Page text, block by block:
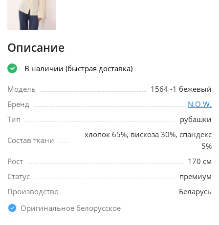
Описание
В наличии (быстрая доставка)
Модель
1564 -1 бежевый
Бренд
N.O.W.
Тип
рубашки
Состав ткани
хлопок 65%, вискоза 30%, спандекс
5%
Рост
170 см
Статус
премиум
Производство
Беларусь
Оригинальное белорусское